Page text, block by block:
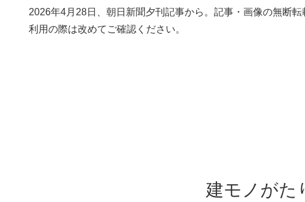
2026年4月28日、朝日新聞夕刊記事から。記事・画像の無断
利用の際は改めてご確認ください。
建モノがた